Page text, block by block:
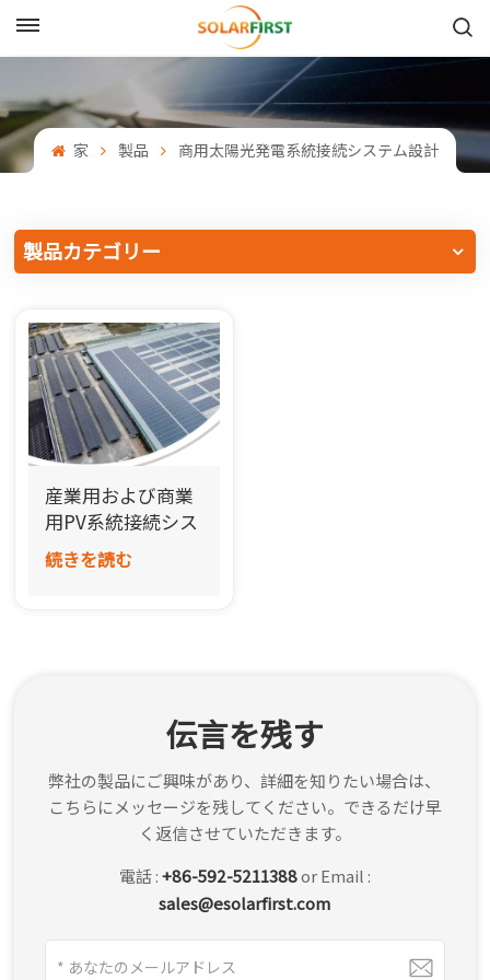
English
Français
中文
Русский
Español
Português
日本語
한국어
بالعربية
家 製品 商用太陽光発電系統接続システム設計
製品カテゴリー
産業用および商業
用PV系統接続シス
テム
続きを読む
伝言を残す
弊社の製品にご興味があり、詳細を知りたい場合は、
こちらにメッセージを残してください。できるだけ早
く返信させていただきます。
電話 : +86-592-5211388or Email :
sales@esolarfirst.com